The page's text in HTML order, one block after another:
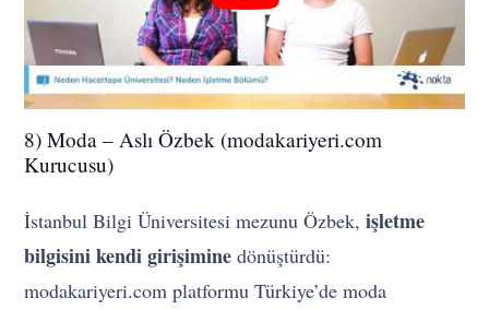
8) Moda – Aslı Özbek (modakariyeri.com
Kurucusu)
İstanbul Bilgi Üniversitesi mezunu Özbek,işletme
bilgisini kendi girişimine dönüştürdü:
modakariyeri.com platformu Türkiye’de moda